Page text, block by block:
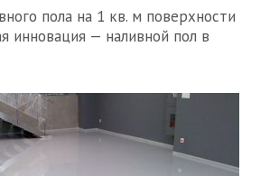
пола на 1 кв. м поверхности
инновация — наливной пол в